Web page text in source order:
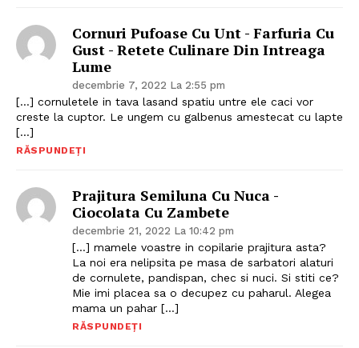
Cornuri Pufoase Cu Unt - Farfuria Cu
Gust - Retete Culinare Din Intreaga
Lume
decembrie 7, 2022 La 2:55 pm
[…] cornuletele in tava lasand spatiu untre ele caci vor
creste la cuptor. Le ungem cu galbenus amestecat cu lapte
[…]
RĂSPUNDEȚI
Prajitura Semiluna Cu Nuca -
Ciocolata Cu Zambete
decembrie 21, 2022 La 10:42 pm
[…] mamele voastre in copilarie prajitura asta?
La noi era nelipsita pe masa de sarbatori alaturi
de cornulete, pandispan, chec si nuci. Si stiti ce?
Mie imi placea sa o decupez cu paharul. Alegea
mama un pahar […]
RĂSPUNDEȚI